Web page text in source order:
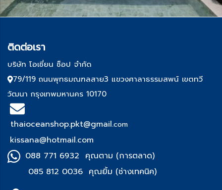
ติดต่อเรา
บริษัท โอเชี่ยน ช็อป จำกัด
79/119 ถนนพุทธมณฑลสาย3 แขวงศาลาธรรมสพน์ เขตทวี
วัฒนา กรุงเทพมหานคร 10170
thaioceanshop.pkt@gmail.com
kissana@hotmail.com
088 771 6932 คุณตาม (การตลาด)
085 812 0036 คุณยิ้ม (ช่างเทคนิค)